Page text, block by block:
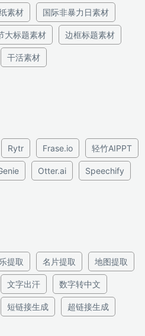
素材 国际非暴力日素材
大标题素材 边框标题素材
干活素材
Rytr Frase.io 轻竹AIPPT
Otter.ai Speechify
提取 名片提取 地图提取
文字出汗 数字转中文
短链接生成 超链接生成